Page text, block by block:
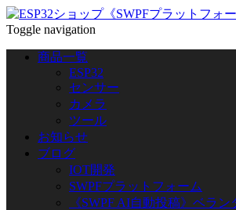
Toggle navigation
商品一覧
ESP32
センサー
カメラ
ツール
お知らせ
ブログ
IOT開発
SWPFプラットフォーム
《SWPF AI自動投稿》ベラン